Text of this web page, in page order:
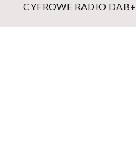
CYFROWE RADIO DAB+